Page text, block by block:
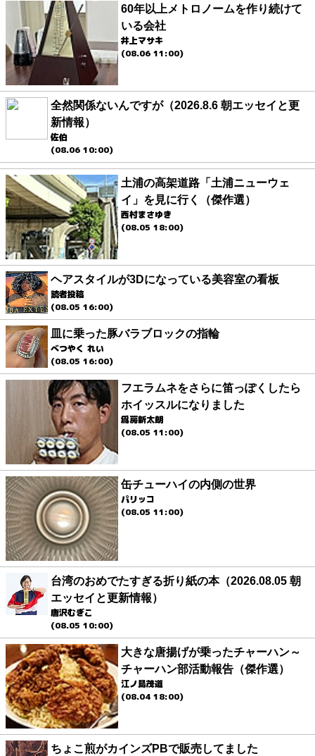
60年以上メトロノームを作り続けて
いる会社
井上マサキ
(08.06 11:00)
全然関係ないんですが（2026.8.6 朝エッセイと更
新情報）
佐伯
(08.06 10:00)
土浦の高架道路「土浦ニューウェ
イ」を見に行く（傑作選）
西村まさゆき
(08.05 18:00)
ヘアスタイルが3Dになっている美容室の看板
読者投稿
(08.05 16:00)
皿に乗った豚バラブロックの指輪
べつやく れい
(08.05 16:00)
フエラムネをさらに笛っぽくしたら
ホイッスルになりました
爲房新太朗
(08.05 11:00)
缶チューハイの内側の世界
パリッコ
(08.05 11:00)
台湾のおめでたすぎる折り紙の本（2026.08.05 朝
エッセイと更新情報）
唐沢むぎこ
(08.05 10:00)
大きな唐揚げが乗ったチャーハン～
チャーハン部活動報告（傑作選）
江ノ島茂道
(08.04 18:00)
ちょこ煎がカインズPBで販売してました